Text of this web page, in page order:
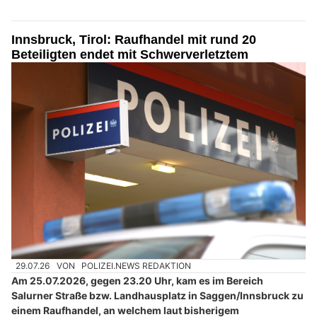
Innsbruck, Tirol: Raufhandel mit rund 20
Beteiligten endet mit Schwerverletztem
29.07.26 VON POLIZEI.NEWS REDAKTION
Am 25.07.2026, gegen 23.20 Uhr, kam es im Bereich
Salurner Straße bzw. Landhausplatz in Saggen/Innsbruck zu
einem Raufhandel, an welchem laut bisherigem